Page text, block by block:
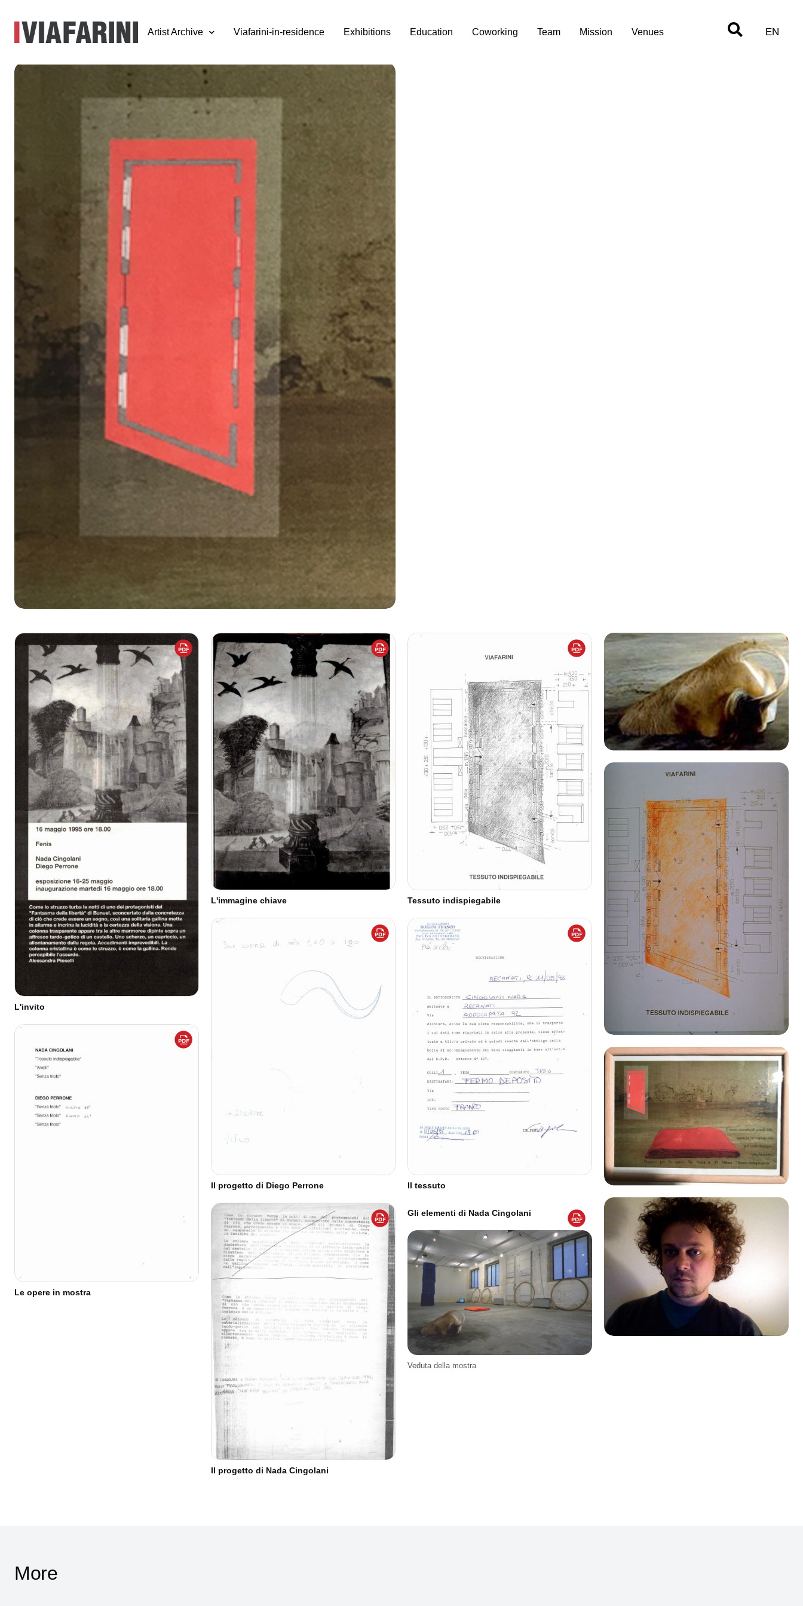
Artist Archive Viafarini-in-residence Exhibitions Education Coworking Team Mission Venues EN
Nada Cingolani,
Diego Perrone –
Fenis
L'invito
Le opere in mostra
L'immagine chiave
Il progetto di Diego Perrone
Il progetto di Nada Cingolani
Tessuto indispiegabile
Il tessuto
Gli elementi di Nada Cingolani
Veduta della mostra
More